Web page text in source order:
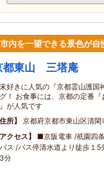
内を一望できる景色が自
都東山 三塔庵
好きに人気の『京都霊山護国
！ お食事には、京都の定番
が人気です
住所
京都府京都市東山区清
アクセス
■京阪電車 /祇園四
ス /バス停清水道より徒歩１
分